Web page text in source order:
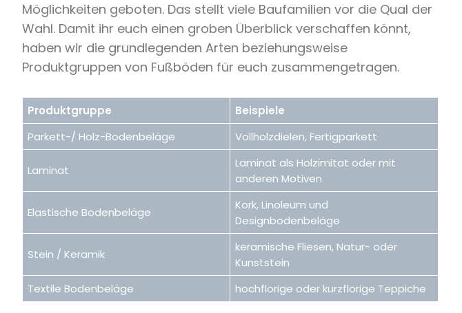
Möglichkeiten geboten. Das stellt viele Baufamilien vor die Qual der
Wahl. Damit ihr euch einen groben Überblick verschaffen könnt,
haben wir die grundlegenden Arten beziehungsweise
Produktgruppen von Fußböden für euch zusammengetragen.
Produktgruppe
Beispiele
Parkett-/ Holz-Bodenbeläge
Vollholzdielen, Fertigparkett
Laminat
Laminat als Holzimitat oder mit
anderen Motiven
Elastische Bodenbeläge
Kork, Linoleum und
Designbodenbeläge
Stein / Keramik
keramische Fliesen, Natur- oder
Kunststein
Textile Bodenbeläge
hochflorige oder kurzflorige Teppiche